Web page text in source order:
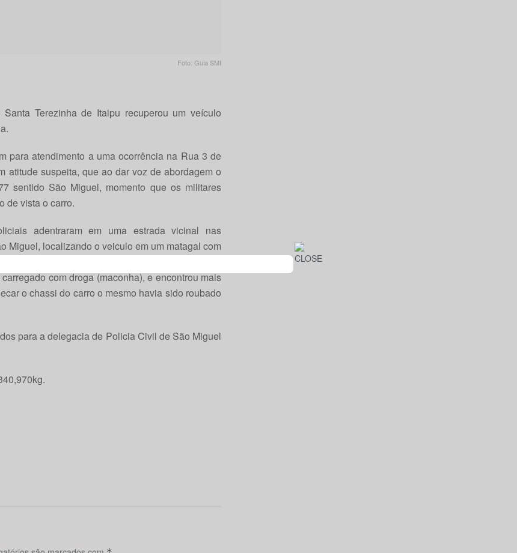
Foto: Guia SMI
Terezinha de Itaipu recuperou um veículo
para atendimento a uma ocorrência na Rua 3 de
atitude suspeita, que ao dar voz de abordagem o
sentido São Miguel, momento que os militares
de vista o carro.
adentraram em uma estrada vicinal nas
Miguel, localizando o veiculo em um matagal com
se encontrava mais no local, na revista a policia
com droga (maconha), e encontrou mais
o chassi do carro o mesmo havia sido roubado
para a delegacia de Policia Civil de São Miguel
This popup will close in: 15